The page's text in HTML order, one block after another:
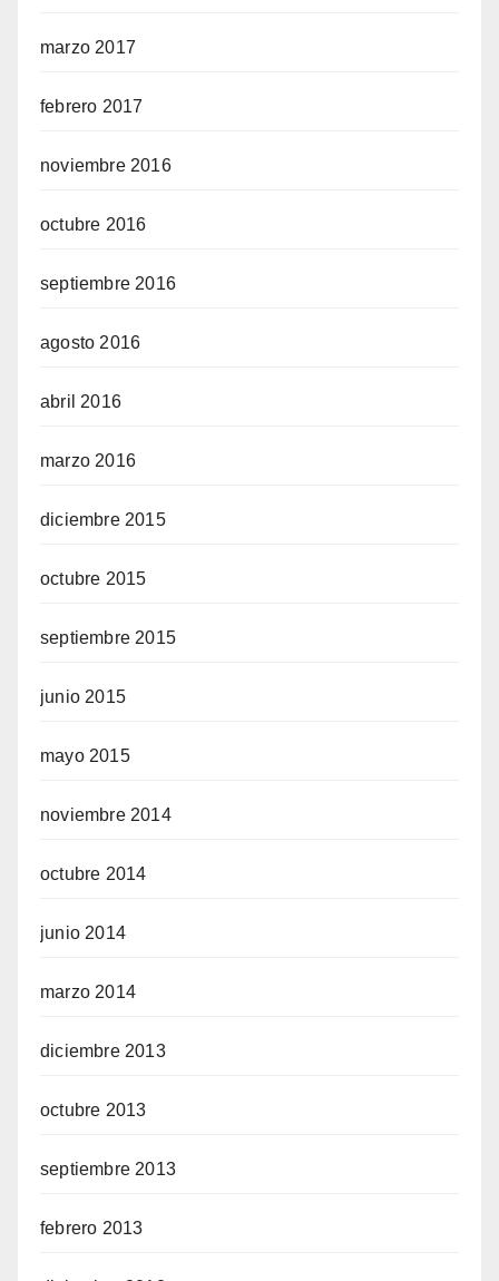
marzo 2017
febrero 2017
noviembre 2016
octubre 2016
septiembre 2016
agosto 2016
abril 2016
marzo 2016
diciembre 2015
octubre 2015
septiembre 2015
junio 2015
mayo 2015
noviembre 2014
octubre 2014
junio 2014
marzo 2014
diciembre 2013
octubre 2013
septiembre 2013
febrero 2013